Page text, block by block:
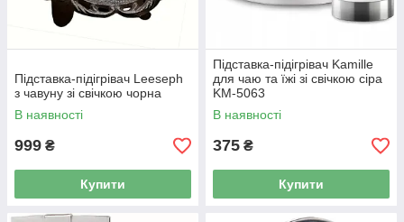
Підставка-підігрівач Leeseph
з чавуну зі свічкою чорна
В наявності
999 ₴
Купити
Підставка-підігрівач Kamille
для чаю та їжі зі свічкою сіра
KM-5063
В наявності
375 ₴
Купити